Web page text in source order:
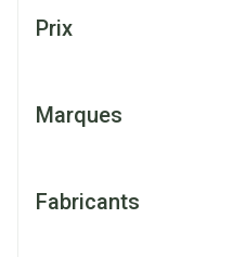
Prix
Marques
Fabricants